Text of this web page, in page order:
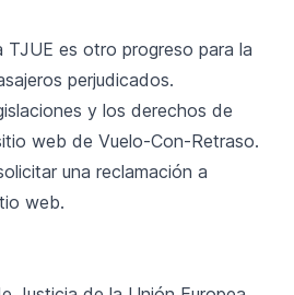
TJUE es otro progreso para la
perjudicados.
y los derechos de
web de Vuelo-Con-Retraso.
una reclamación a
web.